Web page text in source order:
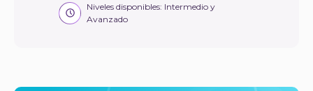
Niveles disponibles: Intermedio y
Avanzado